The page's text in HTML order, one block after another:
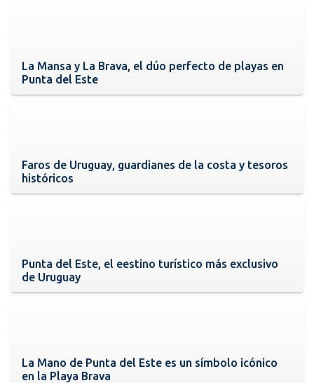
La Mansa y La Brava, el dúo perfecto de playas en
Punta del Este
Faros de Uruguay, guardianes de la costa y tesoros
históricos
Punta del Este, el eestino turístico más exclusivo
de Uruguay
La Mano de Punta del Este es un símbolo icónico
en la Playa Brava